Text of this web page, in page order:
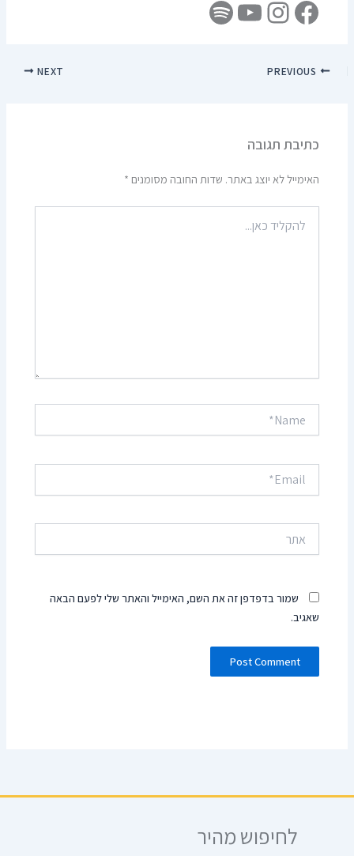
NEXT
כתיבת תגובה
האימייל לא יוצג באתר. שדות החובה מסומנים *
כאן...
שמור בדפדפן זה את השם, האימייל והאתר שלי לפעם הבאה
שאגיב.
לחיפוש מהיר